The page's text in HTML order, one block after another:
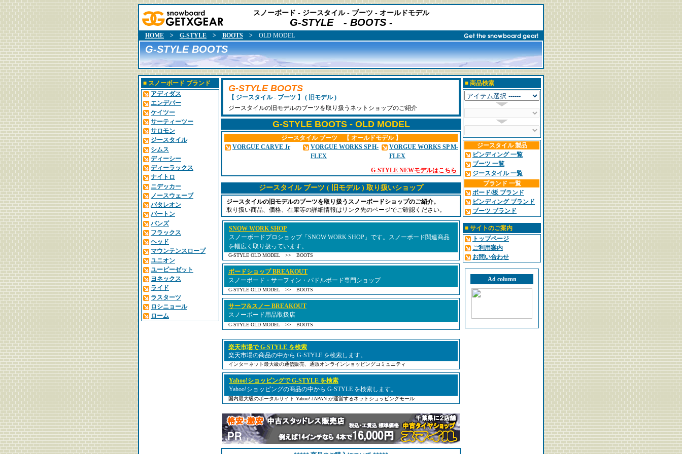
スノーボード - ジースタイル - ブーツ - オールドモデル
G-STYLE - BOOTS -
HOME > G-STYLE > BOOTS > OLD MODEL
G-STYLE BOOTS
■ スノーボード ブランド
アディダス
エンデバー
ケイツー
サーティーツー
サロモン
ジースタイル
シムス
ディーシー
ディーラックス
ナイトロ
ニデッカー
ノースウェーブ
バタレオン
バートン
バンズ
フラックス
ヘッド
マウンテンスロープ
ユニオン
ユーピーゼット
ヨネックス
ライド
ラスターツ
ロシニョール
ローム
G-STYLE BOOTS
【 ジースタイル - ブーツ 】 ( 旧モデル )
ジースタイルの旧モデルのブーツを取り扱うネットショップのご紹介
G-STYLE BOOTS - OLD MODEL
ジースタイル ブーツ 【 オールドモデル 】
VORGUE CARVE Jr
VORGUE WORKS SP H-
FLEX
VORGUE WORKS SP M-
FLEX
G-STYLE NEWモデルはこちら
ジースタイル ブーツ ( 旧モデル ) 取り扱いショップ
ジースタイルの旧モデルのブーツを取り扱うスノーボードショップのご紹介。
取り扱い商品、価格、在庫等の詳細情報はリンク先のページでご確認ください。
SNOW WORK SHOP
スノーボードプロショップ「SNOW WORK SHOP」です。スノーボード関連商品
を幅広く取り扱っています。
G-STYLE OLD MODEL >> BOOTS
ボードショップ BREAKOUT
スノーボード・サーフィン・パドルボード専門ショップ
G-STYLE OLD MODEL >> BOOTS
サーフ&スノー BREAKOUT
スノーボード用品取扱店
G-STYLE OLD MODEL >> BOOTS
楽天市場で G-STYLE を検索
楽天市場の商品の中から G-STYLE を検索します。
インターネット最大級の通信販売、通販オンラインショッピングコミュニティ
Yahoo!ショッピングで G-STYLE を検索
Yahoo!ショッピングの商品の中から G-STYLE を検索します。
国内最大級のポータルサイト Yahoo! JAPAN が運営するネットショッピングモール
■ 商品検索
ジースタイル 製品
ビンディング 一覧
ブーツ 一覧
ジースタイル 一覧
ブランド 一覧
ボード/板 ブランド
ビンディング ブランド
ブーツ ブランド
■ サイトのご案内
トップページ
ご利用案内
お問い合わせ
Ad column